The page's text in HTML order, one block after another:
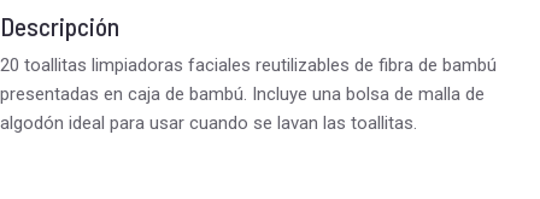
Descripción
20 toallitas limpiadoras faciales reutilizables de fibra de bambú
presentadas en caja de bambú. Incluye una bolsa de malla de
algodón ideal para usar cuando se lavan las toallitas.